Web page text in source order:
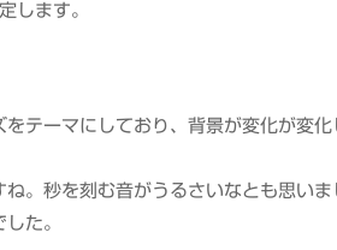
します。
をテーマにしており、背景が変化が変
。秒を刻む音がうるさいなとも思い
た。